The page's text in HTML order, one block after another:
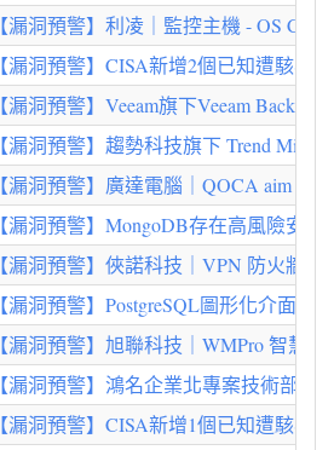
【漏洞預警】利凌｜監控主機 - OS
【漏洞預警】CISA新增2個已知遭駭客
【漏洞預警】Veeam旗下Veeam
【漏洞預警】趨勢科技旗下 Trend
【漏洞預警】廣達電腦｜QOCA aim AI
【漏洞預警】MongoDB存在高風險安
【漏洞預警】俠諾科技｜VPN 防火牆 -
【漏洞預警】PostgreSQL圖形化介面
【漏洞預警】旭聯科技｜WMPro 智慧
【漏洞預警】鴻名企業北專案技術部｜
【漏洞預警】CISA新增1個已知遭駭客